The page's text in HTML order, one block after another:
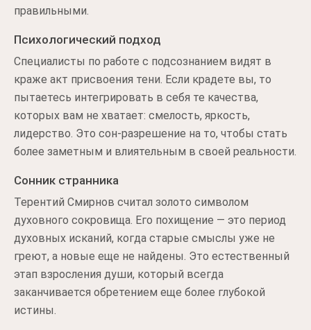
правильными.
Психологический подход
Специалисты по работе с подсознанием видят в
краже акт присвоения тени. Если крадете вы, то
пытаетесь интегрировать в себя те качества,
которых вам не хватает: смелость, яркость,
лидерство. Это сон-разрешение на то, чтобы стать
более заметным и влиятельным в своей реальности.
Сонник странника
Терентий Смирнов считал золото символом
духовного сокровища. Его похищение — это период
духовных исканий, когда старые смыслы уже не
греют, а новые еще не найдены. Это естественный
этап взросления души, который всегда
заканчивается обретением еще более глубокой
истины.